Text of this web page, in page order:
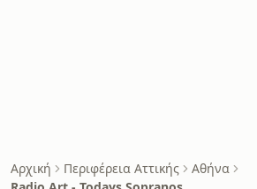
Αρχική Περιφέρεια Αττικής
Αθήνα